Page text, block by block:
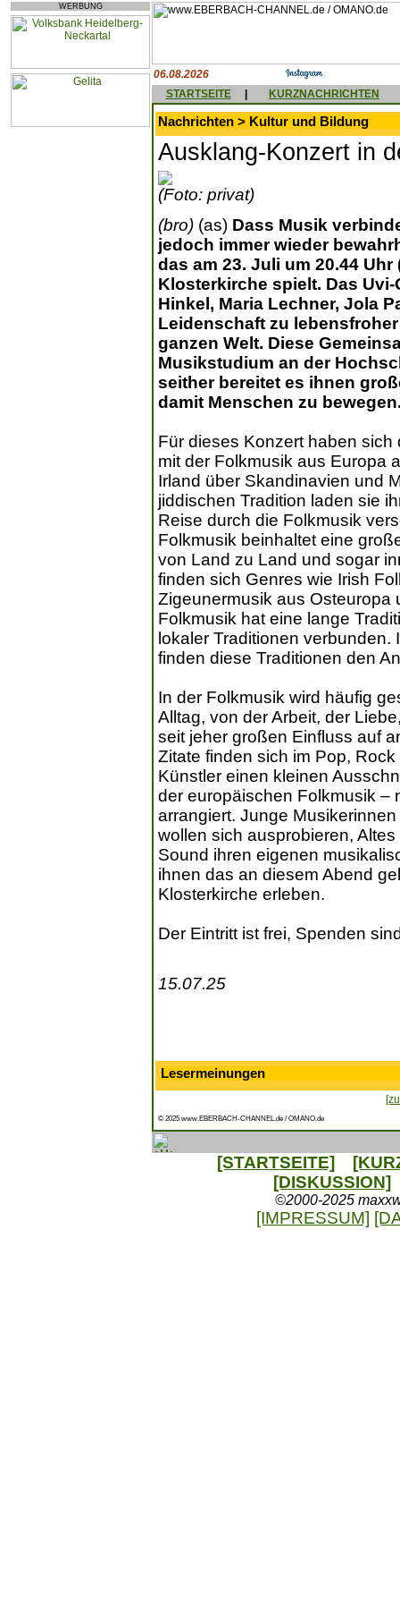
WERBUNG
06.08.2026
STARTSEITE
KURZNACHRICHTEN
Nachrichten > Kultur und Bildung
Ausklang-Konzert in
(Foto: privat)
(bro) (as) Dass Musik
jedoch immer wieder
das am 23. Juli um 20.44
Klosterkirche spielt. Das
Hinkel, Maria Lechner, Jola
Leidenschaft zu
ganzen Welt. Diese
Musikstudium an der
seither bereitet es ihnen
damit Menschen zu
Für dieses Konzert haben
mit der Folkmusik aus Europa
Irland über Skandinavien und
jiddischen Tradition laden sie
Reise durch die Folkmusik
Folkmusik beinhaltet eine
von Land zu Land und sogar
finden sich Genres wie Irish
Zigeunermusik aus Osteuropa
Folkmusik hat eine lange
lokaler Traditionen
finden diese Traditionen den
In der Folkmusik wird häufig
Alltag, von der Arbeit, der
seit jeher großen Einfluss auf
Zitate finden sich im Pop,
Künstler einen kleinen
der europäischen Folkmusik –
arrangiert. Junge
wollen sich ausprobieren,
Sound ihren eigenen
ihnen das an diesem Abend
Klosterkirche erleben.
Der Eintritt ist frei, Spenden
15.07.25
Lesermeinungen
© 2025 www.EBERBACH-CHANNEL.de / OMANO.de
[STARTSEITE]
[DISKUSSION]
©2000-2025
[IMPRESSUM]